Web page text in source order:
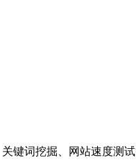
键词挖掘、网站速度测